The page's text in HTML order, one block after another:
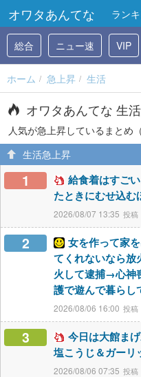
オワタあんてな ラン
総合 ニュー速 VIP
ホーム 急上昇 生活
オワタあんてな 生
人気が急上昇しているまとめ
生活急上昇
1
給食着はすご
たときにむせ込む
2026/08/07 13:35
2
女を作って家
てくれないなら
火して逮捕→心神
護で遊んで暮らし
2026/08/06 16:00
3
今日は大館ま
塩こうじ＆ガーリ
2026/08/06 07:35